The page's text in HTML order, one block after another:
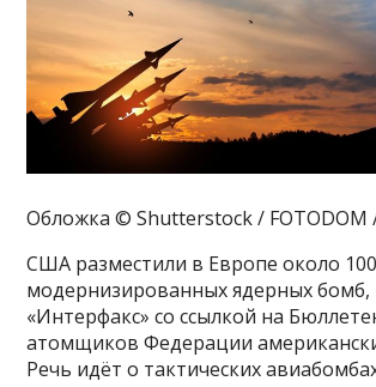
Обложка © Shutterstock / FOTODOM
США разместили в Европе около 100
модернизированных ядерных
«Интерфакс» со ссылкой на
атомщиков Федерации
Речь идёт о тактических